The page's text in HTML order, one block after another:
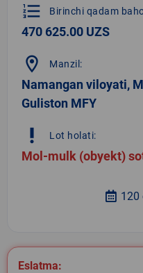
format_list_numbered Birinchi qadam
470 625.00 UZS
location_on Manzil:
Namangan viloyati,
Guliston MFY
priority_high Lot holati:
Mol-mulk (obyekt)
120
Eslatma: